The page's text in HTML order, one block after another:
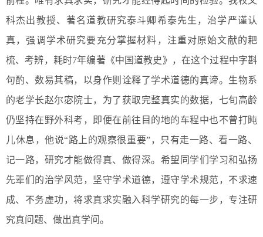
科杰出教授、著名道教研究泰斗卿希泰先生，治学严谨认
真，强调学术研究要充分掌握材料，注重对原始文献的耙
梳、考辨，耗时7年编著《中国道教史》，在这个过程中字斟
句酌、数易其稿，以身作则诠释了学术道德的真谛。生物系
的老学长赵尔宓院士，为了获取完整真实的数据，七旬高龄
仍坚持在野外科考，即便在前往目的地的车程中也不曾打盹
儿休息，他说“路上的观察很重要”，只有走一路、看一路、
记一路，研究才能做得真、做得深。希望同学们学习和弘扬
先辈们的治学风范，坚守学术道德，遵守学术规范，不求速
成、不务虚功，将求真求实融入科学研究的每一步，专注研
究真问题、做出真学问。